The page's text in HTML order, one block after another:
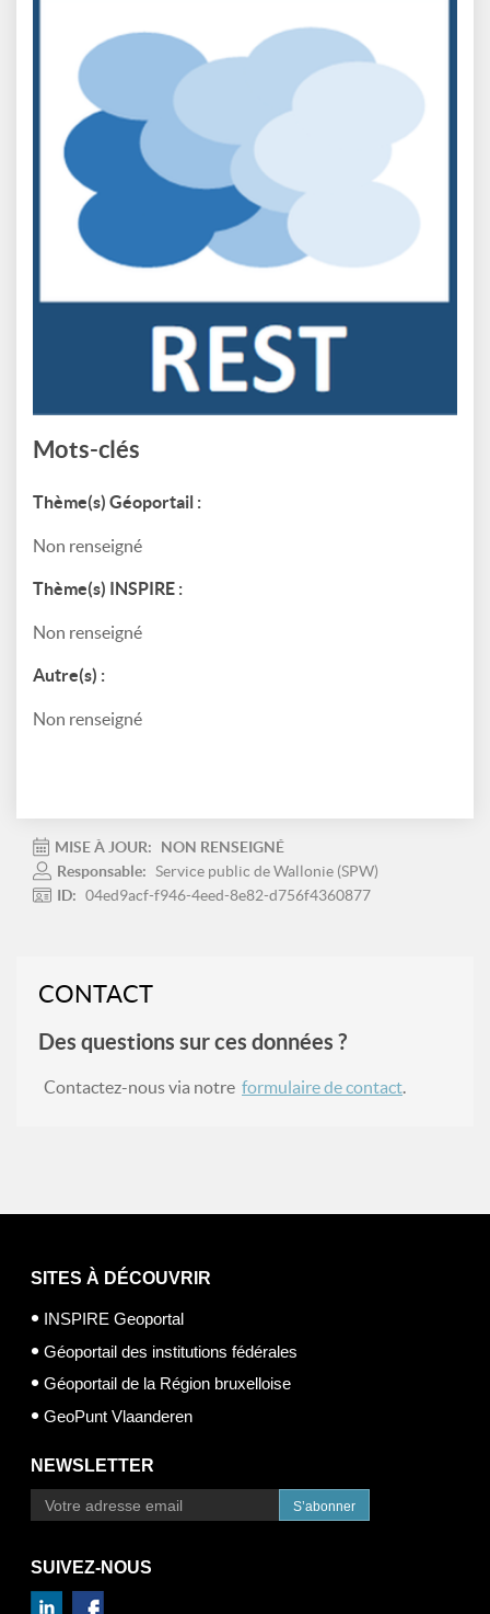
Mots-clés
Thème(s) Géoportail :
Non renseigné
Thème(s) INSPIRE :
Non renseigné
Autre(s) :
Non renseigné
MISE À JOUR:
NON RENSEIGNÉ
Responsable: Service public de Wallonie (SPW)
ID: 04ed9acf-f946-4eed-8e82-d756f4360877
CONTACT
Des questions sur ces données ?
Contactez-nous via notre formulaire de contact.
SITES À DÉCOUVRIR
INSPIRE Geoportal
Géoportail des institutions fédérales
Géoportail de la Région bruxelloise
GeoPunt Vlaanderen
NEWSLETTER
S’abonner
SUIVEZ-NOUS